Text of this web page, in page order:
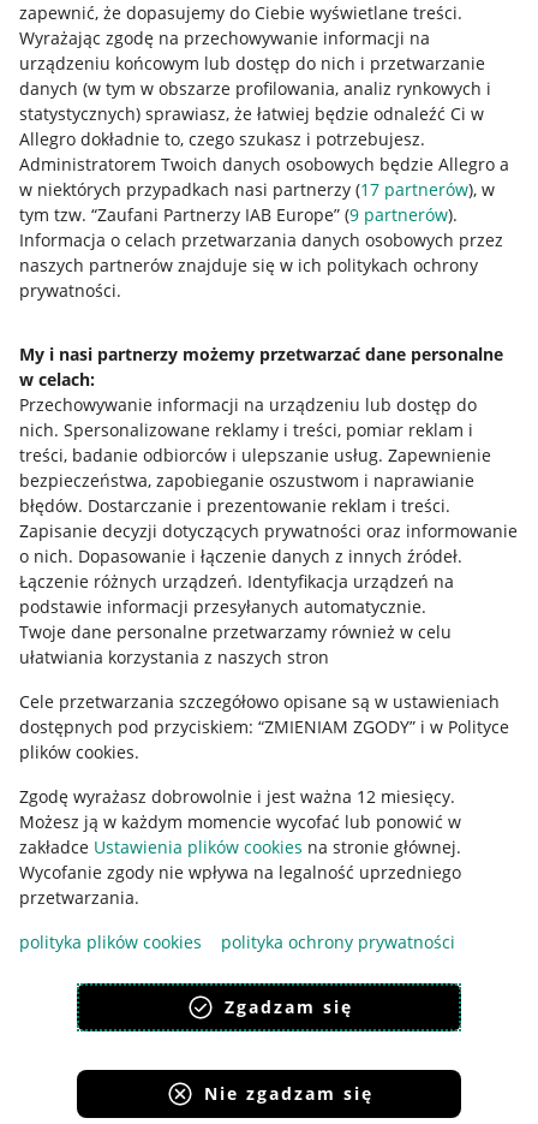
zapewnić, że dopasujemy do Ciebie wyświetlane treści.
Wyrażając zgodę na przechowywanie informacji na
urządzeniu końcowym lub dostęp do nich i przetwarzanie
danych (w tym w obszarze profilowania, analiz rynkowych i
statystycznych) sprawiasz, że łatwiej będzie odnaleźć Ci w
Allegro dokładnie to, czego szukasz i potrzebujesz.
Administratorem Twoich danych osobowych będzie Allegro a
w niektórych przypadkach nasi partnerzy (17 partnerów), w
tym tzw. “Zaufani Partnerzy IAB Europe” (9 partnerów).
Informacja o celach przetwarzania danych osobowych przez
naszych partnerów znajduje się w ich politykach ochrony
prywatności.
My i nasi partnerzy możemy przetwarzać dane personalne
w celach:
Przechowywanie informacji na urządzeniu lub dostęp do
nich. Spersonalizowane reklamy i treści, pomiar reklam i
treści, badanie odbiorców i ulepszanie usług. Zapewnienie
bezpieczeństwa, zapobieganie oszustwom i naprawianie
błędów. Dostarczanie i prezentowanie reklam i treści.
Zapisanie decyzji dotyczących prywatności oraz informowanie
o nich. Dopasowanie i łączenie danych z innych źródeł.
Łączenie różnych urządzeń. Identyfikacja urządzeń na
podstawie informacji przesyłanych automatycznie.
Twoje dane personalne przetwarzamy również w celu
ułatwiania korzystania z naszych stron
Cele przetwarzania szczegółowo opisane są w ustawieniach
dostępnych pod przyciskiem: “ZMIENIAM ZGODY” i w Polityce
plików cookies.
Zgodę wyrażasz dobrowolnie i jest ważna 12 miesięcy.
Możesz ją w każdym momencie wycofać lub ponowić w
zakładce Ustawienia plików cookies na stronie głównej.
Wycofanie zgody nie wpływa na legalność uprzedniego
przetwarzania.
polityka plików cookies
polityka ochrony prywatności
Zgadzam się
Nie zgadzam się
Przydatne informacje
Jak to działa
Allegro Gadane dla sprzedających
Allegro Gadane dla kupujących
Mapa miejscowości
Informacje prawne
Regulamin
Polityka plików "cookies"
Ustawienia plików "cookies"
Udostępnianie lokalizacji
Informacje dla Aktu o Usługach Cyfrowych
Pobierz aplikację
Korzystanie z serwisu oznacza akceptacjęregulaminu